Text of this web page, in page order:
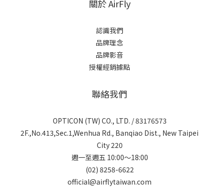
關於 AirFly
認識我們
品牌理念
品牌影音
授權經銷據點
聯絡我們
OPTICON (TW) CO., LTD. / 83176573
2F.,No.413,Sec.1,Wenhua Rd., Banqiao Dist., New Taipei
City 220
週一至週五 10:00～18:00
(02) 8258-6622
official@airflytaiwan.com